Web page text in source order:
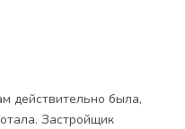
действительно была,
Застройщик